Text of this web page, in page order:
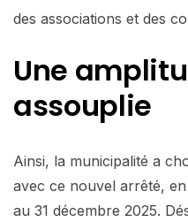
des associations et des
Une
assouplie
Ainsi, la municipalité a
avec ce nouvel arrêté,
au 31 décembre 2025.